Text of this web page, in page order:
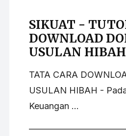
SIKUAT -
DOWNLOAD
USULAN HIBAH
TATA CARA
USULAN HIBAH -
Keuangan ...